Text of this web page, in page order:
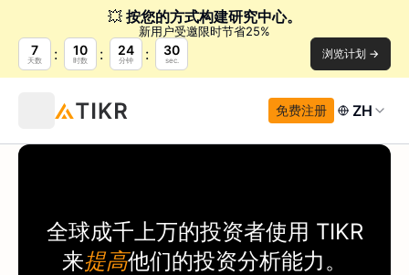
💥 按您的方式构建研究中心。
新用户受邀限时节省25%
7
天数
10
时数
24
分钟
30
sec. 浏览计划 →
免费注册 ZH
全球成千上万的投资者使用 TIKR
来提高他们的投资分析能力。